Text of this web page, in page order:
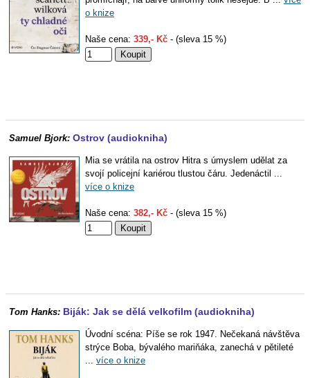
o knize
Naše cena: 339,- Kč - (sleva 15 %)
Samuel Bjork: Ostrov (audiokniha)
Mia se vrátila na ostrov Hitra s úmyslem udělat za
svojí policejní kariérou tlustou čáru. Jedenáctil ...
více o knize
Naše cena: 382,- Kč - (sleva 15 %)
Tom Hanks: Biják: Jak se dělá velkofilm (audiokniha)
Úvodní scéna: Píše se rok 1947. Nečekaná návštěva
strýce Boba, bývalého mariňáka, zanechá v pětileté
... více o knize